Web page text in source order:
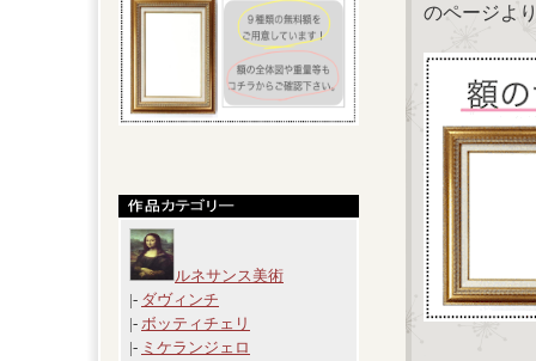
ルネサンス美術
|- ダヴィンチ
|- ボッティチェリ
|- ミケランジェロ
のページよ